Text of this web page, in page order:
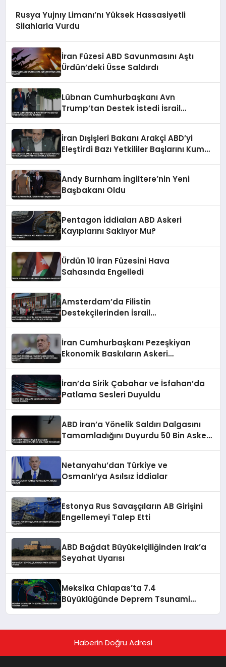
Rusya Yujnıy Limanı’nı Yüksek Hassasiyetli
Silahlarla Vurdu
İran Füzesi ABD Savunmasını Aştı
Ürdün’deki Üsse Saldırdı
Lübnan Cumhurbaşkanı Avn
Trump’tan Destek İstedi İsrail
İran Dışişleri Bakanı Arakçi ABD’yi
Eleştirdi Bazı Yetkililer Başlarını Kuma
Andy Burnham İngiltere’nin Yeni
Başbakanı Oldu
Pentagon İddiaları ABD Askeri
Kayıplarını Saklıyor Mu?
Ürdün 10 İran Füzesini Hava
Sahasında Engelledi
Amsterdam’da Filistin
Destekçilerinden İsrail
İran Cumhurbaşkanı Pezeşkiyan
Ekonomik Baskıların Askeri
İran’da Sirik Çabahar ve İsfahan’da
Patlama Sesleri Duyuldu
ABD İran’a Yönelik Saldırı Dalgasını
Tamamladığını Duyurdu 50 Bin Asker
Netanyahu’dan Türkiye ve
Osmanlı’ya Asılsız İddialar
Estonya Rus Savaşçıların AB Girişini
Engellemeyi Talep Etti
ABD Bağdat Büyükelçiliğinden Irak’a
Seyahat Uyarısı
Meksika Chiapas’ta 7.4
Büyüklüğünde Deprem Tsunami
Haberin Doğru Adresi